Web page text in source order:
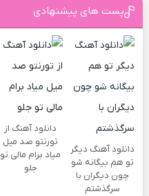
پست های پیشنهادی
دانلود آهنگ دیگر
تو هم بیگانه شو
چون دیگران با
سرگذشتم
دانلود آهنگ از
تورنتو صد میل
میاد برام مالی تو
جلو